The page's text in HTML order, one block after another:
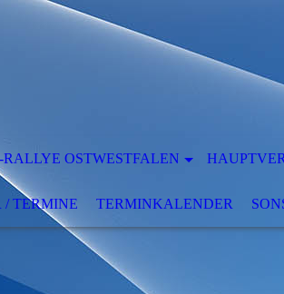
OSTWESTFALEN
/ TERMINE TERMINKALENDER